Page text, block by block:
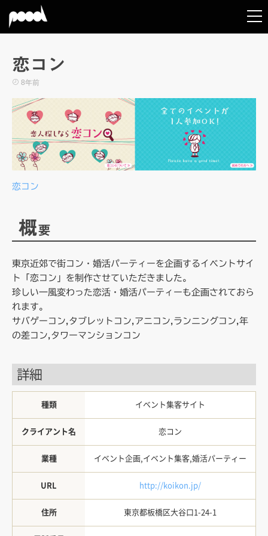
恋コン
8年前
恋コン
概要
東京近郊で街コン・婚活パーティーを企画するイベントサイ
ト「恋コン」を制作させていただきました。
珍しい一風変わった恋活・婚活パーティーも企画されておら
れます。
サバゲーコン,タブレットコン,アニコン,ランニングコン,年
の差コン,タワーマンションコン
詳細
種類 イベント集客サイト
クライアント名 恋コン
業種 イベント企画,イベント集客,婚活パーティー
URL http://koikon.jp/
住所 東京都板橋区大谷口1-24-1